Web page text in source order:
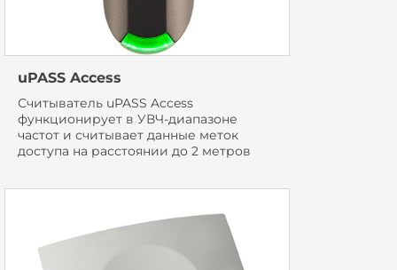
uPASS Access
Считыватель uPASS Access
функционирует в УВЧ-диапазоне
частот и считывает данные меток
доступа на расстоянии до 2 метров